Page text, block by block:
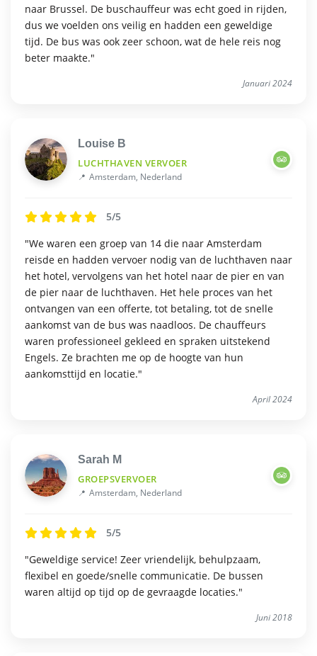
naar Brussel. De buschauffeur was echt goed in rijden,
dus we voelden ons veilig en hadden een geweldige
tijd. De bus was ook zeer schoon, wat de hele reis nog
beter maakte."
Januari 2024
Louise B
LUCHTHAVEN VERVOER
Amsterdam, Nederland
5/5
"We waren een groep van 14 die naar Amsterdam
reisde en hadden vervoer nodig van de luchthaven naar
het hotel, vervolgens van het hotel naar de pier en van
de pier naar de luchthaven. Het hele proces van het
ontvangen van een offerte, tot betaling, tot de snelle
aankomst van de bus was naadloos. De chauffeurs
waren professioneel gekleed en spraken uitstekend
Engels. Ze brachten me op de hoogte van hun
aankomsttijd en locatie."
April 2024
Sarah M
GROEPSVERVOER
Amsterdam, Nederland
5/5
"Geweldige service! Zeer vriendelijk, behulpzaam,
flexibel en goede/snelle communicatie. De bussen
waren altijd op tijd op de gevraagde locaties."
Juni 2018